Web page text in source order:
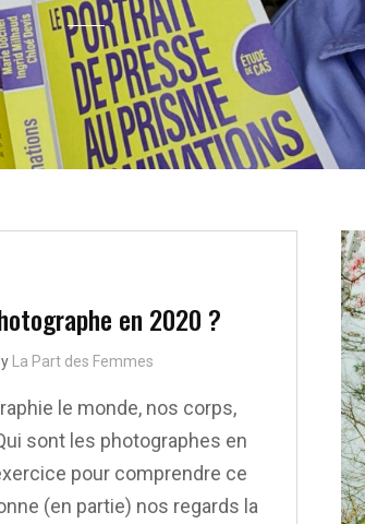
en 2020 ?
La Part des Femmes
le monde, nos corps,
sont les photographes en
pour comprendre ce
(en partie) nos regards la